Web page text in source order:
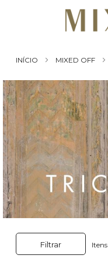
INÍCIO MIXED OFF
Filtrar Itens